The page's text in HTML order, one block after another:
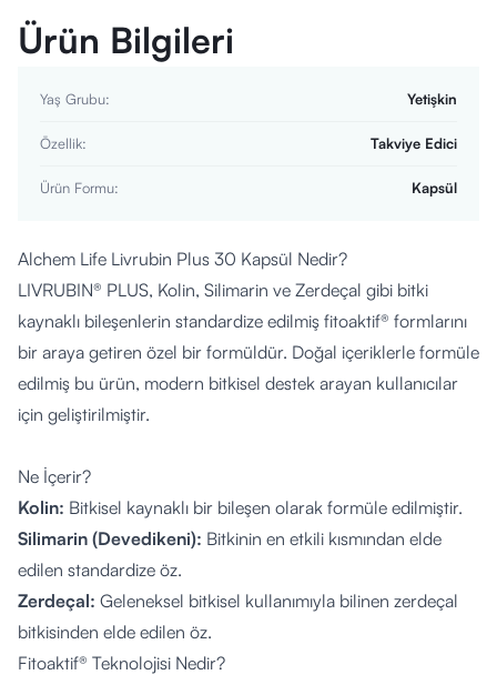
Ürün Bilgileri
Yaş Grubu: Yetişkin
Özellik: Takviye Edici
Ürün Formu: Kapsül
Alchem Life Livrubin Plus 30 Kapsül Nedir?
LIVRUBIN® PLUS, Kolin, Silimarin ve Zerdeçal gibi bitki
kaynaklı bileşenlerin standardize edilmiş fitoaktif® formlarını
bir araya getiren özel bir formüldür. Doğal içeriklerle formüle
edilmiş bu ürün, modern bitkisel destek arayan kullanıcılar
için geliştirilmiştir.
Ne İçerir?
Kolin: Bitkisel kaynaklı bir bileşen olarak formüle edilmiştir.
Silimarin (Devedikeni): Bitkinin en etkili kısmından elde
edilen standardize öz.
Zerdeçal: Geleneksel bitkisel kullanımıyla bilinen zerdeçal
bitkisinden elde edilen öz.
Fitoaktif® Teknolojisi Nedir?